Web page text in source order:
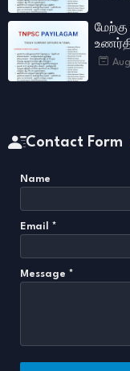
Contact Form
Name
Email *
Message *